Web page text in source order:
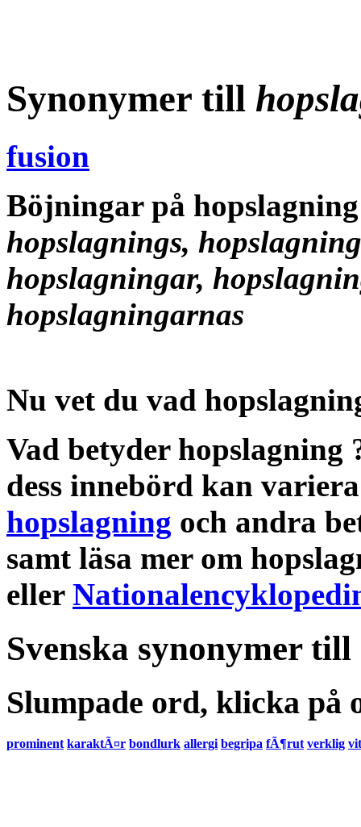
Synonymer till
fusion
Böjningar på
hopslagnings,
hopslagningar,
hopslagningarnas
Nu vet du vad
Vad betyder hopslagning
dess innebörd kan
hopslagning och andra
samt läsa mer om
eller
Svenska synonymer
Slumpade ord, klicka på
prominent karaktÃ¤r bondlurk allergi begripa fÃ¶rut verklig vit